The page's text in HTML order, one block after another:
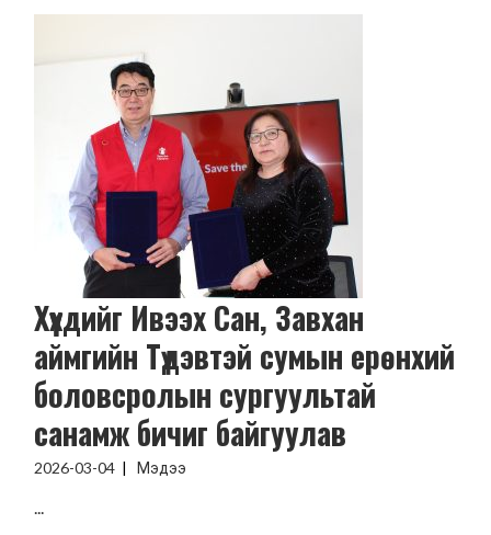
Хүүхдийг Ивээх Сан, Завхан
аймгийн Түдэвтэй сумын ерөнхий
боловсролын сургуультай
санамж бичиг байгуулав
2026-03-04 Мэдээ